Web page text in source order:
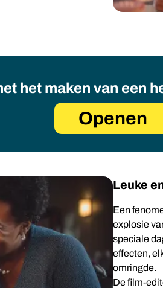
het maken van een
Openen
Leuke
Een
explosie
speciale
effecten,
omringde.
De film-